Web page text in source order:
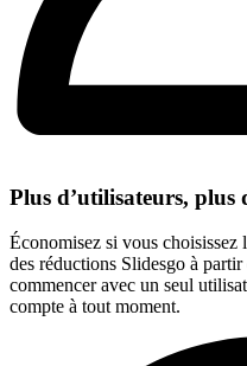
Plus d’utilisateurs, plus
Économisez si vous choisissez
des réductions Slidesgo à
commencer avec un seul
compte à tout moment.